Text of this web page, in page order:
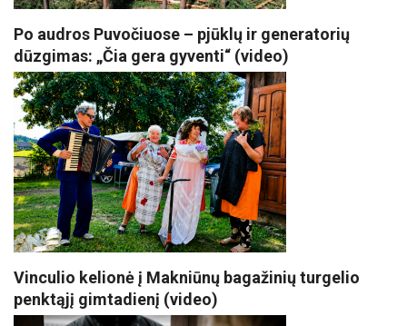
Po audros Puvočiuose – pjūklų ir generatorių
dūzgimas: „Čia gera gyventi“ (video)
Vinculio kelionė į Makniūnų bagažinių turgelio
penktąjį gimtadienį (video)